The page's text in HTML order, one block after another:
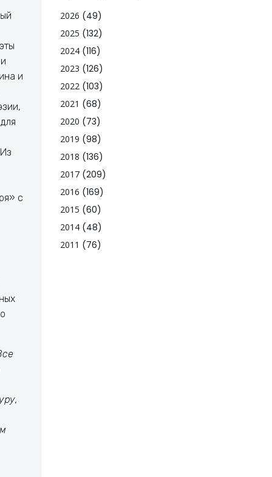
и
с
2026 (49)
2025 (132)
2024 (116)
2023 (126)
2022 (103)
2021 (68)
2020 (73)
2019 (98)
2018 (136)
2017 (209)
2016 (169)
2015 (60)
2014 (48)
2011 (76)